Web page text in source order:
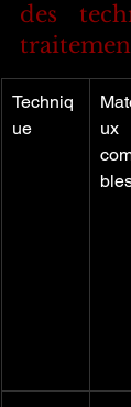
des
Techniq
ue
ux